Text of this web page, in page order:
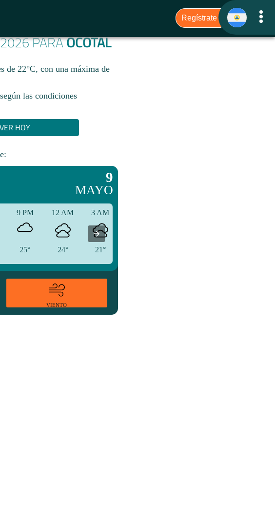
PARAOCOTAL
de 22°C, con una máxima de
las condiciones
VER HOY
9
MAYO
9 PM
25°
12 AM
24°
3 AM
21°
VIENTO